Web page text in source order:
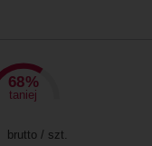
68%
taniej
brutto/ szt.